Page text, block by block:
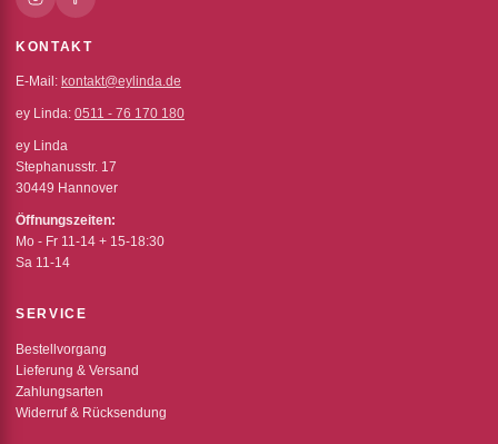
KONTAKT
E-Mail: kontakt@eylinda.de
ey Linda: 0511 - 76 170 180
ey Linda
Stephanusstr. 17
30449 Hannover
Öffnungszeiten:
Mo - Fr 11-14 + 15-18:30
Sa 11-14
SERVICE
Bestellvorgang
Lieferung & Versand
Zahlungsarten
Widerruf & Rücksendung